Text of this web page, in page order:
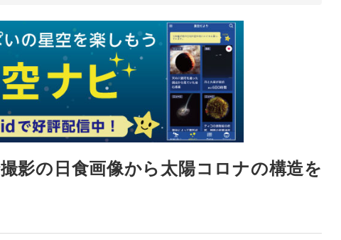
影の日食画像から太陽コロナの構造を